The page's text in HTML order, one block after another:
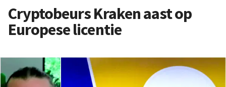
Cryptobeurs Kraken aast op
Europese licentie